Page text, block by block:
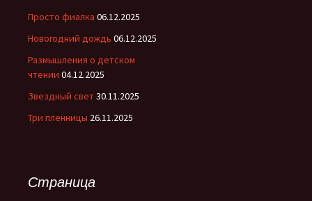
Просто фиалка 06.12.2025
Новогодний дождь 06.12.2025
Размышления о детском
чтении 04.12.2025
Звездный свет30.11.2025
Три пленницы 26.11.2025
Страница